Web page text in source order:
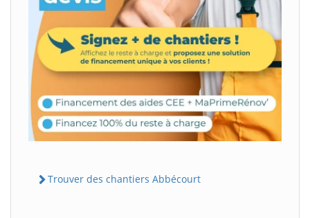
Trouver des chantiers Abbécourt